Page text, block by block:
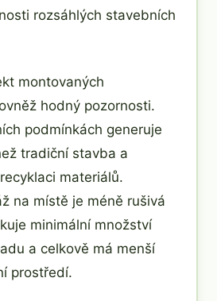
rozsáhlých stavebních
montovaných
hodný pozornosti.
podmínkách generuje
tradiční stavba a
materiálů.
na místě je méně rušivá
minimální množství
a celkově má menší
prostředí.